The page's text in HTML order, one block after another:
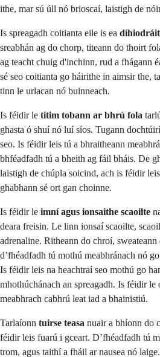
ithe, mar sú úll nó brioscaí, laistigh de
Is spreagadh coitianta eile is ea
sreabhán ag do chorp, titeann do thoirt
ag teacht chuig d'inchinn, rud a fhágann
sé seo coitianta go háirithe in aimsir the,
tinn le urlacan nó buinneach.
Is féidir le titim tobann ar bhrú fola
ghasta ó shuí nó luí síos. Tugann
seo. Is féidir leis tú a bhraitheann
bhféadfadh tú a bheith ag fáil bháis. De
laistigh de chúpla soicind, ach is féidir
ghabhann sé ort gan choinne.
Is féidir le imní agus ionsaithe scaoilte
deara freisin. Le linn ionsaí scaoilte,
adrenaline. Ritheann do chroí,
d’fhéadfadh tú mothú meabhránach nó
Is féidir leis na heachtraí seo mothú go
mhothúchánach an spreagadh. Is féidir
meabhrach cabhrú leat iad a bhainistiú.
Tarlaíonn tuirse teasa nuair a bhíonn do
féidir leis fuarú i gceart. D’fhéadfadh tú
trom, agus taithí a fháil ar nausea nó